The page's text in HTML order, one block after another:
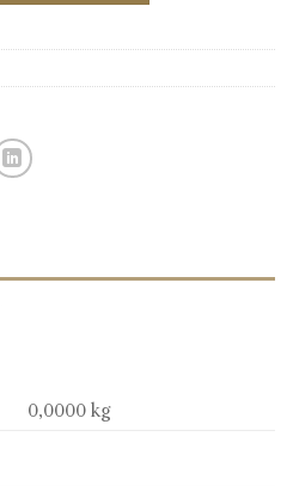
0,0000 kg